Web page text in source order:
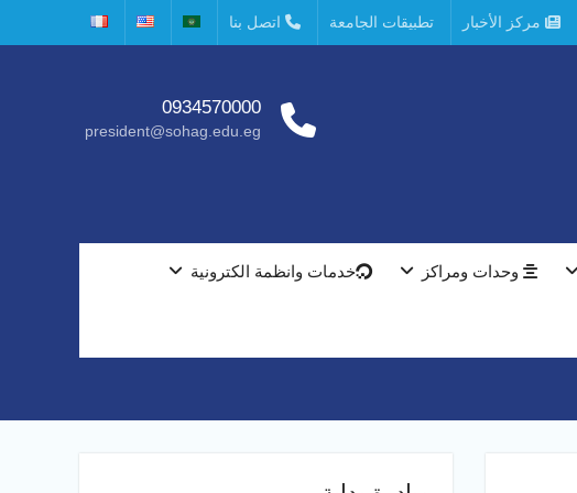
مركز الأخبار تطبيقات الجامعة اتصل بنا
0934570000
president@sohag.edu.eg
وحدات ومراكز خدمات وانظمة الكترونية